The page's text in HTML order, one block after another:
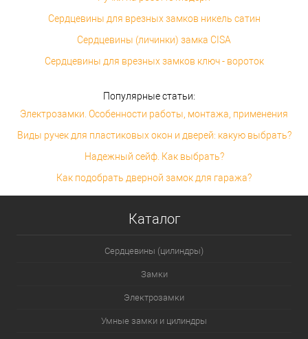
Сердцевины для врезных замков никель сатин
Сердцевины (личинки) замка CISA
Сердцевины для врезных замков ключ - вороток
Популярные статьи:
Электрозамки. Особенности работы, монтажа, применения
Виды ручек для пластиковых окон и дверей: какую выбрать?
Надежный сейф. Как выбрать?
Как подобрать дверной замок для гаража?
Каталог
Сердцевины (цилиндры)
Замки
Электрозамки
Умные замки и цилиндры